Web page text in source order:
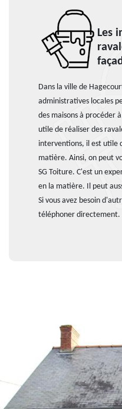
Les
Dans la ville de
administratives locales
des maisons à procéder
utile de réaliser des
interventions, il est utile
matière. Ainsi, on peut
SG Toiture. C'est un
en la matière. Il peut
Si vous avez besoin
téléphoner directement.